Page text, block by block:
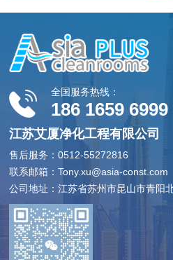
装修设计 ·
全国服务热线：
186 1659 6999
江苏艾厦净化工程有限公司
售后服务：0512-55272816
联系邮箱：Tony.xu@asia-const.com
公司地址：江苏省苏州市昆山市青阳